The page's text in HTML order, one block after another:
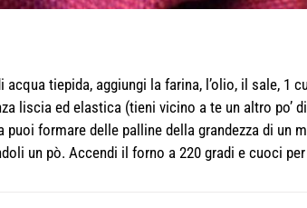
tiepida, aggiungi la farina, l’olio, il sale,
liscia ed elastica (tieni vicino a te un altro po’
puoi formare delle palline della grandezza di un
un pò. Accendi il forno a 220 gradi e cuoci